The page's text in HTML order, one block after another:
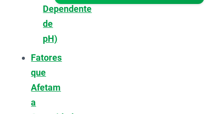
Dependente
de
pH)
Fatores
que
Afetam
a